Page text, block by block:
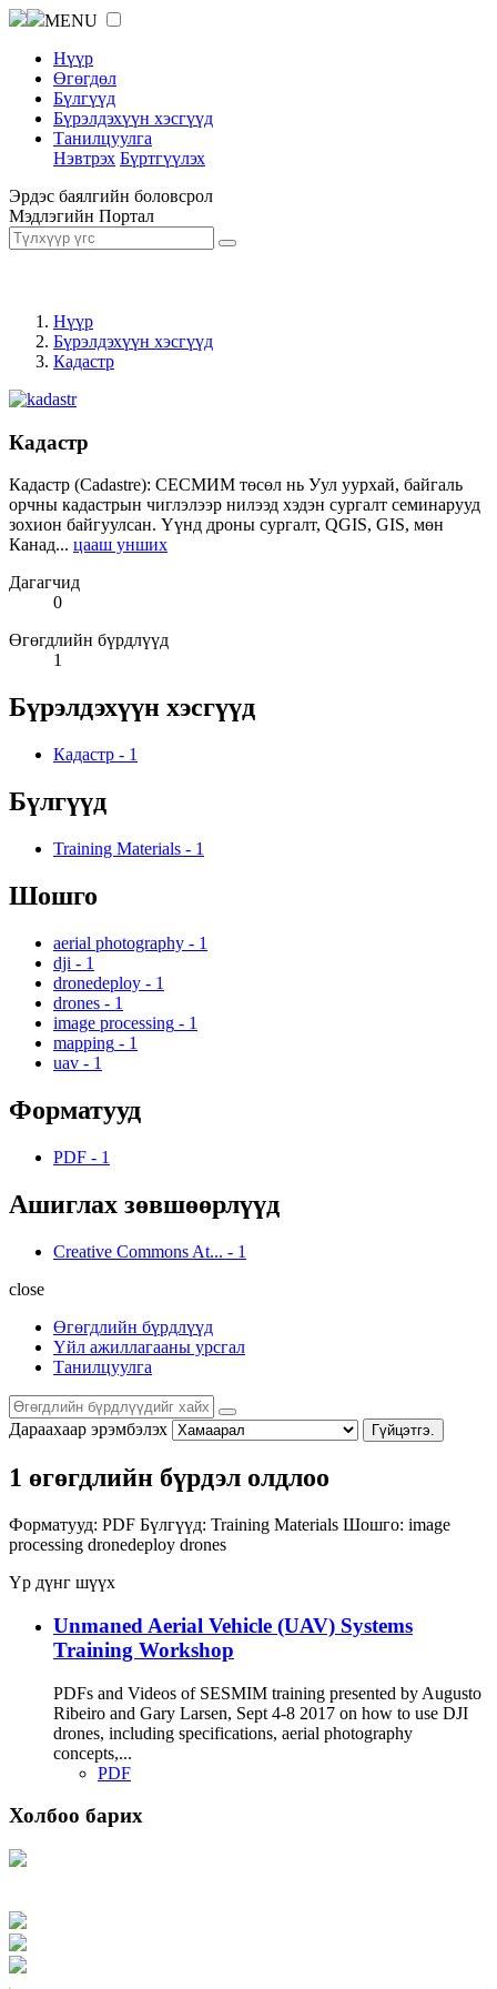
MENU
Нүүр
Өгөгдөл
Бүлгүүд
Бүрэлдэхүүн хэсгүүд
Танилцуулга
Нэвтрэх Бүртгүүлэх
Эрдэс баялгийн боловсрол
Мэдлэгийн Портал
Нүүр
Бүрэлдэхүүн хэсгүүд
Кадастр
Кадастр
Кадастр (Cadastre): СЕСМИМ төсөл нь Уул уурхай, байгаль
орчны кадастрын чиглэлээр нилээд хэдэн сургалт семинарууд
зохион байгуулсан. Үүнд дроны сургалт, QGIS, GIS, мөн
Канад... цааш унших
Дагагчид
0
Өгөгдлийн бүрдлүүд
1
Бүрэлдэхүүн хэсгүүд
Кадастр - 1
Бүлгүүд
Training Materials - 1
Шошго
aerial photography - 1
dji - 1
dronedeploy - 1
drones - 1
image processing - 1
mapping - 1
uav - 1
Форматууд
PDF - 1
Ашиглах зөвшөөрлүүд
Creative Commons At... - 1
close
Өгөгдлийн бүрдлүүд
Үйл ажиллагааны урсгал
Танилцуулга
Дараахаар эрэмбэлэх Гүйцэтгэ.
1 өгөгдлийн бүрдэл олдлоо
Форматууд: PDF Бүлгүүд: Training Materials Шошго: image
processing dronedeploy drones
Үр дүнг шүүх
Unmaned Aerial Vehicle (UAV) Systems
Training Workshop
PDFs and Videos of SESMIM training presented by Augusto
Ribeiro and Gary Larsen, Sept 4-8 2017 on how to use DJI
drones, including specifications, aerial photography
concepts,...
PDF
Холбоо барих